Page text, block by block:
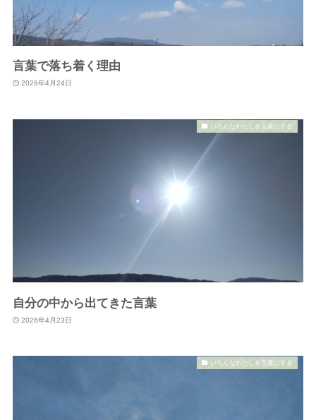
言葉で落ち着く理由
2026年4月24日
いろんなわたしを言葉にする
自分の中から出てきた言葉
2026年4月23日
いろんなわたしを言葉にする